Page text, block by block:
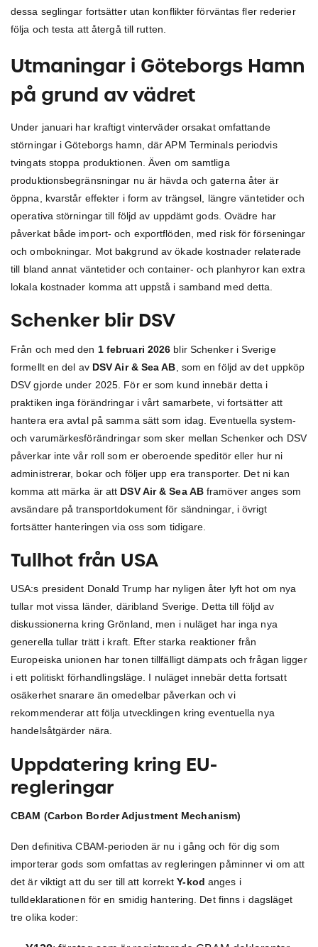
dessa seglingar fortsätter utan konflikter förväntas fler rederier
följa och testa att återgå till rutten.
Utmaningar i Göteborgs Hamn
på grund av vädret
Under januari har kraftigt vinterväder orsakat omfattande
störningar i Göteborgs hamn, där APM Terminals periodvis
tvingats stoppa produktionen. Även om samtliga
produktionsbegränsningar nu är hävda och gaterna åter är
öppna, kvarstår effekter i form av trängsel, längre väntetider och
operativa störningar till följd av uppdämt gods. Ovädre har
påverkat både import- och exportflöden, med risk för förseningar
och ombokningar. Mot bakgrund av ökade kostnader relaterade
till bland annat väntetider och container- och planhyror kan extra
lokala kostnader komma att uppstå i samband med detta.
Schenker blir DSV
Från och med den 1 februari 2026 blir Schenker i Sverige
formellt en del avDSV Air & Sea AB , som en följd av det uppköp
DSV gjorde under 2025. För er som kund innebär detta i
praktiken inga förändringar i vårt samarbete, vi fortsätter att
hantera era avtal på samma sätt som idag. Eventuella system-
och varumärkesförändringar som sker mellan Schenker och DSV
påverkar inte vår roll som er oberoende speditör eller hur ni
administrerar, bokar och följer upp era transporter. Det ni kan
komma att märka är att DSV Air & Sea ABframöver anges som
avsändare på transportdokument för sändningar, i övrigt
fortsätter hanteringen via oss som tidigare.
Tullhot från USA
USA:s president Donald Trump har nyligen åter lyft hot om nya
tullar mot vissa länder, däribland Sverige. Detta till följd av
diskussionerna kring Grönland, men i nuläget har inga nya
generella tullar trätt i kraft. Efter starka reaktioner från
Europeiska unionen har tonen tillfälligt dämpats och frågan ligger
i ett politiskt förhandlingsläge. I nuläget innebär detta fortsatt
osäkerhet snarare än omedelbar påverkan och vi
rekommenderar att följa utvecklingen kring eventuella nya
handelsåtgärder nära.
Uppdatering kring EU-
regleringar
CBAM (Carbon Border Adjustment Mechanism)
Den definitiva CBAM-perioden är nu i gång och för dig som
importerar gods som omfattas av regleringen påminner vi om att
det är viktigt att du ser till att korrektY-kod anges i
tulldeklarationen för en smidig hantering. Det finns i dagsläget
tre olika koder: